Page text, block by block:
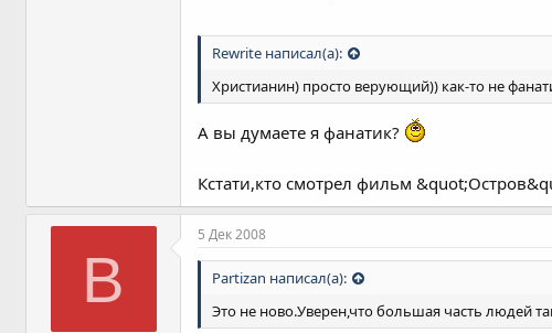
Rewrite написал(а):
Христианин) просто верующий)) как-то не
А вы думаете я фанатик?
Кстати,кто смотрел фильм
B
5 Дек 2008
Partizan написал(а):
Это не ново.Уверен,что большая часть людей